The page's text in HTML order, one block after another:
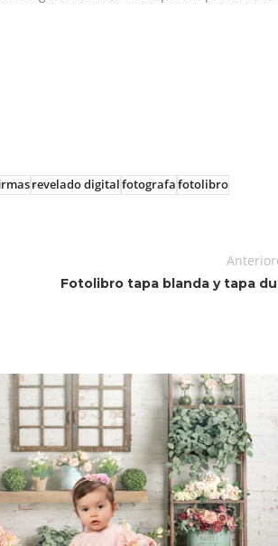
revelado digitalfotografafotolibro
Fotolibro tapa blanda y tapa